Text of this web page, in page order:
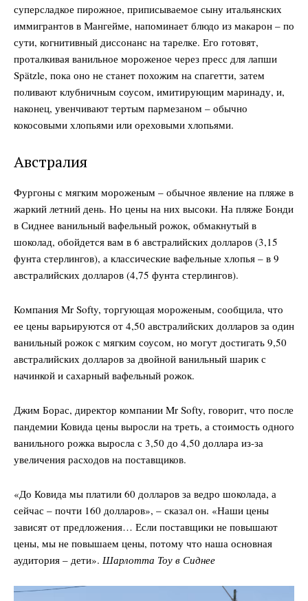
суперсладкое пирожное, приписываемое сыну итальянских
иммигрантов в Мангейме, напоминает блюдо из макарон – по
сути, когнитивный диссонанс на тарелке. Его готовят,
проталкивая ванильное мороженое через пресс для лапши
Spätzle, пока оно не станет похожим на спагетти, затем
поливают клубничным соусом, имитирующим маринаду, и,
наконец, увенчивают тертым пармезаном – обычно
кокосовыми хлопьями или ореховыми хлопьями.
Австралия
Фургоны с мягким мороженым – обычное явление на пляже в
жаркий летний день. Но цены на них высоки. На пляже Бонди
в Сиднее ванильный вафельный рожок, обмакнутый в
шоколад, обойдется вам в 6 австралийских долларов (3,15
фунта стерлингов), а классические вафельные хлопья – в 9
австралийских долларов (4,75 фунта стерлингов).
Компания Mr Softy, торгующая мороженым, сообщила, что
ее цены варьируются от 4,50 австралийских долларов за один
ванильный рожок с мягким соусом, но могут достигать 9,50
австралийских долларов за двойной ванильный шарик с
начинкой и сахарный вафельный рожок.
Джим Борас, директор компании Mr Softy, говорит, что после
пандемии Ковида цены выросли на треть, а стоимость одного
ванильного рожка выросла с 3,50 до 4,50 доллара из-за
увеличения расходов на поставщиков.
«До Ковида мы платили 60 долларов за ведро шоколада, а
сейчас – почти 160 долларов», – сказал он. «Наши цены
зависят от предложения… Если поставщики не повышают
цены, мы не повышаем цены, потому что наша основная
аудитория – дети». Шарлотта Тоу в Сиднее